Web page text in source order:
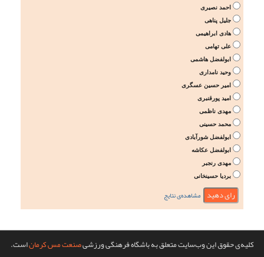
احمد نصیری
جلیل پناهی
هادی ابراهیمی
علی تهامی
ابولفضل هاشمی
وحید نامداری
امیر حسین عسگری
امید پورقنبری
مهدی ناظمی
محمد حسینی
ابولفضل شورآبادی
ابولفضل عکاشه
مهدی رنجبر
بردیا حسینخانی
مشاهده‌ی نتایج
کلیه‌ی حقوق این وب‌سایت متعلق به باشگاه فرهنگی ورزشیصنعت مس کرماناست.